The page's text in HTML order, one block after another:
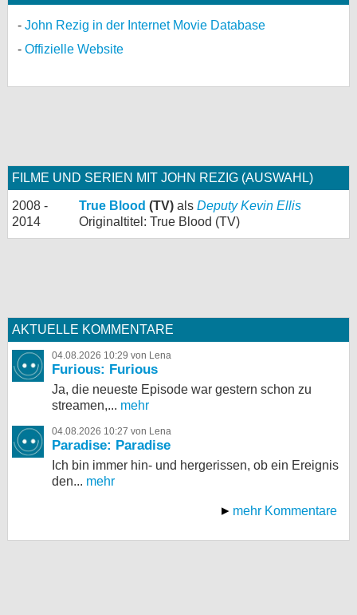
John Rezig in der Internet Movie Database
Offizielle Website
FILME UND SERIEN MIT JOHN REZIG (AUSWAHL)
2008 -
2014
True Blood (TV) als Deputy Kevin Ellis
Originaltitel: True Blood (TV)
AKTUELLE KOMMENTARE
04.08.2026 10:29 von Lena
Furious: Furious
Ja, die neueste Episode war gestern schon zu
streamen,... mehr
04.08.2026 10:27 von Lena
Paradise: Paradise
Ich bin immer hin- und hergerissen, ob ein Ereignis
den... mehr
mehr Kommentare